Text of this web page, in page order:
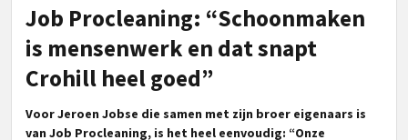
Job Procleaning: “Schoonmaken
is mensenwerk en dat snapt
Crohill heel goed”
Voor Jeroen Jobse die samen met zijn broer eigenaars is
van Job Procleaning, is het heel eenvoudig: “Onze